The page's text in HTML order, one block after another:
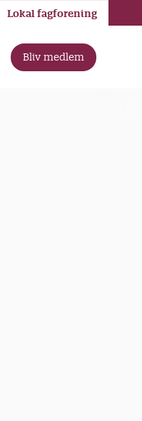
Bliv medlem
Lokal fagforening